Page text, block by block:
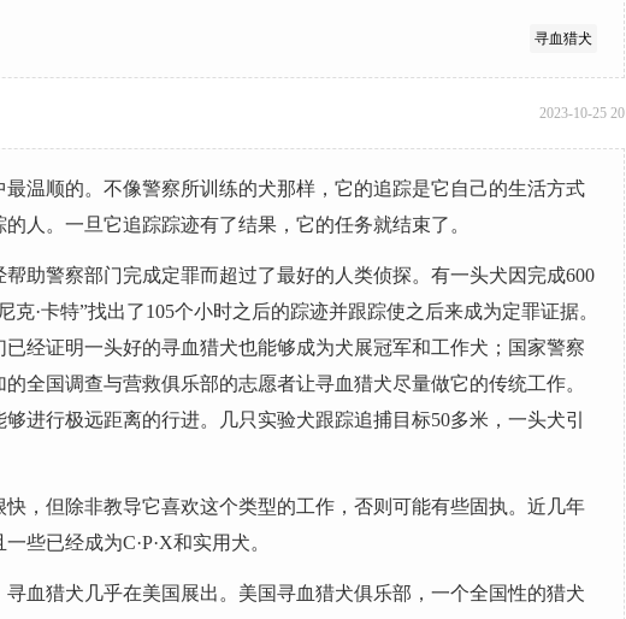
寻血猎犬
2023-10-25 20
温顺的。不像警察所训练的犬那样，它的追踪是它自己的生活方式
人。一旦它追踪踪迹有了结果，它的任务就结束了。
助警察部门完成定罪而超过了最好的人类侦探。有一头犬因完成600
克·卡特”找出了105个小时之后的踪迹并跟踪使之后来成为定罪证据。
经证明一头好的寻血猎犬也能够成为犬展冠军和工作犬；国家警察
全国调查与营救俱乐部的志愿者让寻血猎犬尽量做它的传统工作。
进行极远距离的行进。几只实验犬跟踪追捕目标50多米，一头犬引
，但除非教导它喜欢这个类型的工作，否则可能有些固执。近几年
些已经成为C·P·X和实用犬。
血猎犬几乎在美国展出。美国寻血猎犬俱乐部，一个全国性的猎犬